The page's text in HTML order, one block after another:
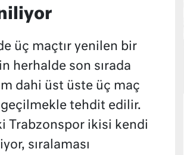
üç maçtır yenilen bir
herhalde son sırada
dahi üst üste üç maç
geçilmekle tehdit edilir.
Trabzonspor ikisi kendi
sıralaması